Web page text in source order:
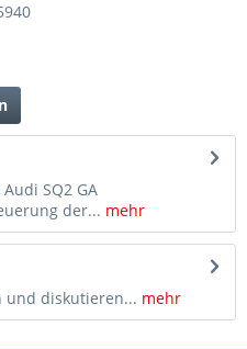
Audi SQ2 GA
der... mehr
und diskutieren... mehr